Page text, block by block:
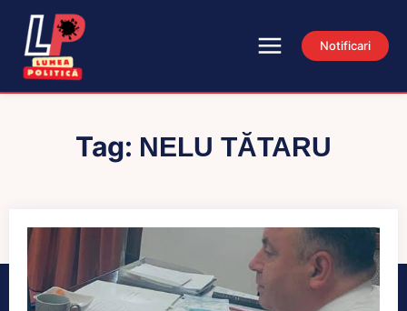
Notificari
Tag: NELU TĂTARU